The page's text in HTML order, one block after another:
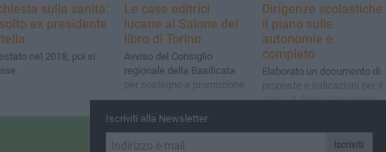
sulla sanità:
ex presidente
nel 2018, poi si
Le case editrici
lucane al Salone del
libro di Torino
Avviso del Consiglio
regionale della Basilicata
per sostegno e promozione
Dirigenze scolastiche:
il piano sulle
autonomie è
completo
Elaborato un documento di
proposte e indicazioni per il
piano di dimensionamento
Iscriviti alla Newsletter
Iscriviti